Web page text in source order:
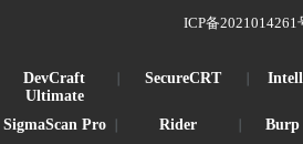
ICP备2021014261
DevCraft
Ultimate
SecureCRT
SigmaScan Pro Rider Burp